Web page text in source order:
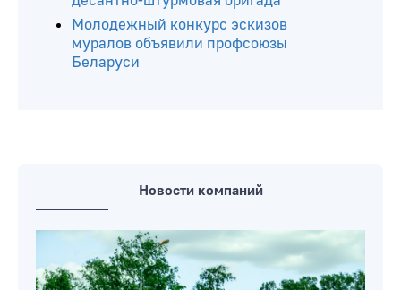
интеллектуальных технологий
Очереди авто на въезд в ЕС
увеличились с пятницы почти в три